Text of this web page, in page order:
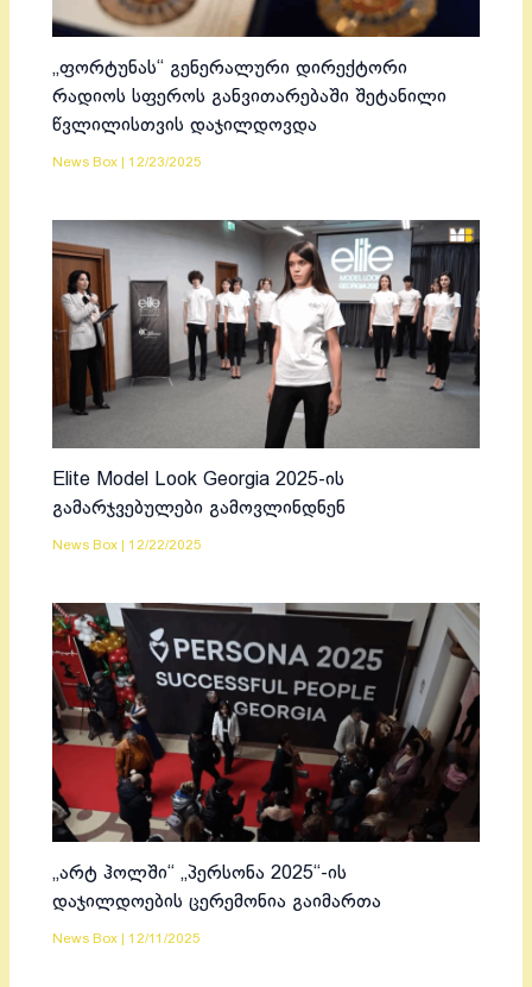
„ფორტუნას“ გენერალური დირექტორი
რადიოს სფეროს განვითარებაში შეტანილი
წვლილისთვის დაჯილდოვდა
News Box |12/23/2025
Elite Model Look Georgia 2025-ის
გამარჯვებულები გამოვლინდნენ
News Box |12/22/2025
„არტ ჰოლში“ „პერსონა 2025“-ის
დაჯილდოების ცერემონია გაიმართა
News Box |12/11/2025